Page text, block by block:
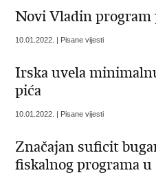
Novi Vladin
10.01.2022. | Pisane vijesti
Irska uvela
pića
10.01.2022. | Pisane vijesti
Značajan suficit
fiskalnog programa u